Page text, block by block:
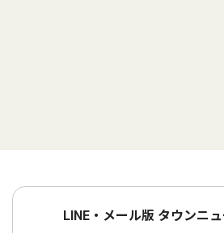
LINE・メール版 タウンニ